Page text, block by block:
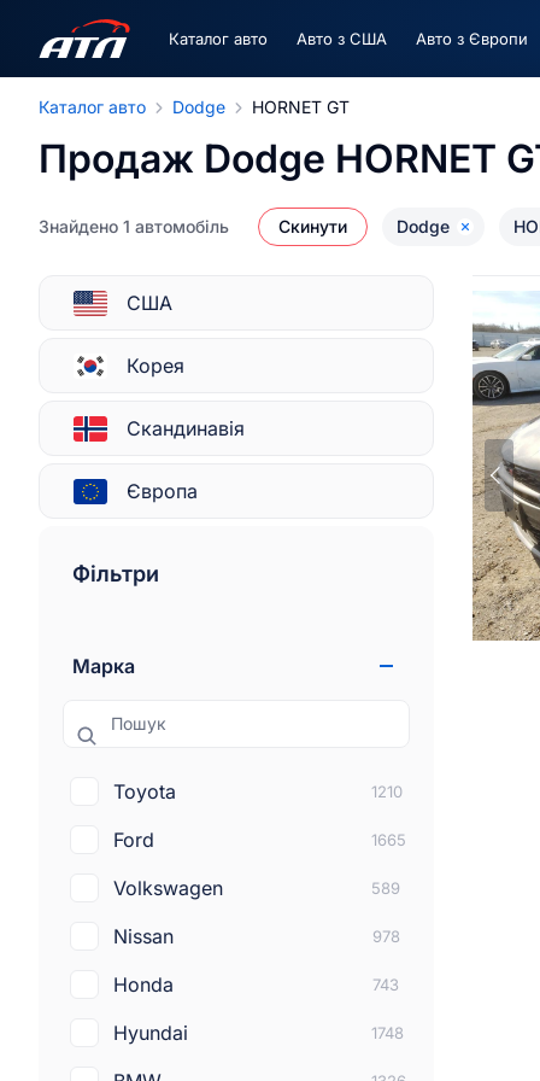
Каталог авто Авто з США Авто з Європи
Каталог авто Dodge HORNET GT
Продаж Dodge HORNET
Знайдено 1 автомобіль Скинути Dodge
США
Корея
Скандинавія
Європа
Фільтри
Марка
Пошук
Toyota 1210
Ford 1665
Volkswagen 589
Nissan 978
Honda 743
Hyundai 1748